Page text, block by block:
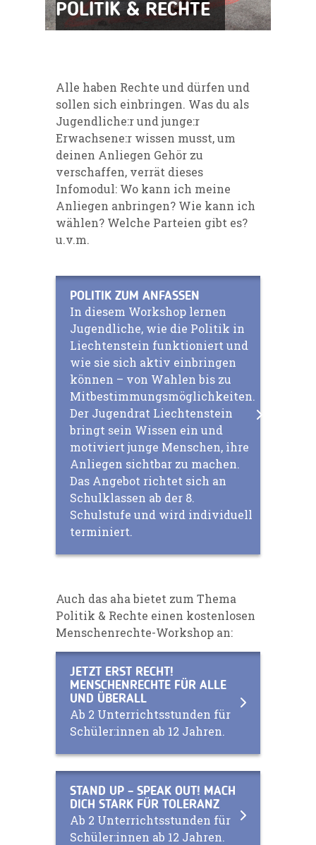
POLITIK & RECHTE
Alle haben Rechte und dürfen und
sollen sich einbringen. Was du als
Jugendliche:r und junge:r
Erwachsene:r wissen musst, um
deinen Anliegen Gehör zu
verschaffen, verrät dieses
Infomodul: Wo kann ich meine
Anliegen anbringen? Wie kann ich
wählen? Welche Parteien gibt es?
u.v.m.
POLITIK ZUM ANFASSEN
In diesem Workshop lernen
Jugendliche, wie die Politik in
Liechtenstein funktioniert und
wie sie sich aktiv einbringen
können – von Wahlen bis zu
Mitbestimmungsmöglichkeiten.
Der Jugendrat Liechtenstein
bringt sein Wissen ein und
motiviert junge Menschen, ihre
Anliegen sichtbar zu machen.
Das Angebot richtet sich an
Schulklassen ab der 8.
Schulstufe und wird individuell
terminiert.
Auch das aha bietet zum Thema
Politik & Rechte einen kostenlosen
Menschenrechte-Workshop an:
JETZT ERST RECHT!
MENSCHENRECHTE FÜR ALLE
UND ÜBERALL
Ab 2 Unterrichtsstunden für
Schüler:innen ab 12 Jahren.
STAND UP – SPEAK OUT! MACH
DICH STARK FÜR TOLERANZ
Ab 2 Unterrichtsstunden für
Schüler:innen ab 12 Jahren.